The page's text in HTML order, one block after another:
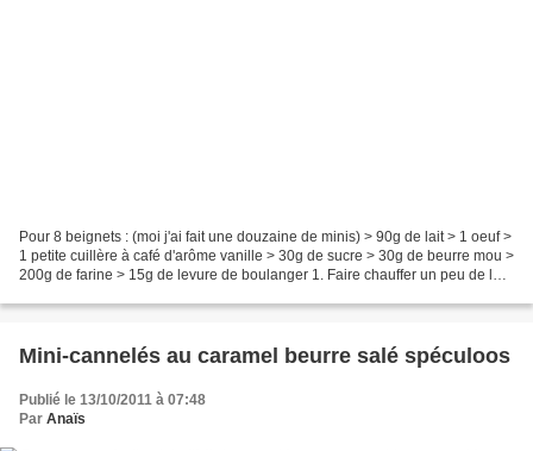
Pour 8 beignets : (moi j'ai fait une douzaine de minis) > 90g de lait > 1 oeuf >
1 petite cuillère à café d'arôme vanille > 30g de sucre > 30g de beurre mou >
200g de farine > 15g de levure de boulanger 1. Faire chauffer un peu de lait
Mini-cannelés au caramel beurre salé spéculoos
Publié le 13/10/2011 à 07:48
Par Anaïs